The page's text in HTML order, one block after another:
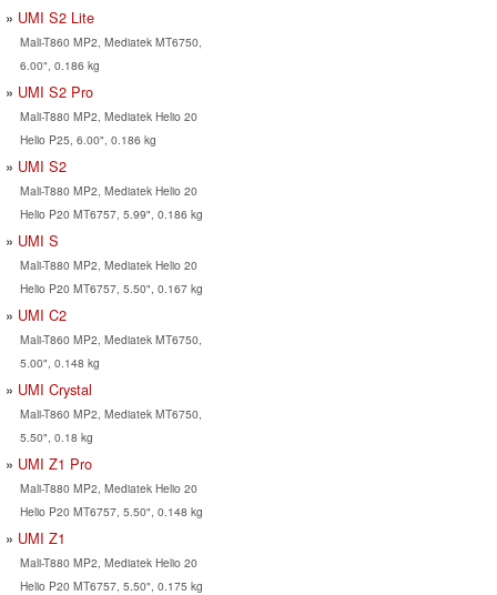
UMI S2 Lite
Mali-T860 MP2, Mediatek MT6750,
6.00", 0.186 kg
UMI S2 Pro
Mali-T880 MP2, Mediatek Helio 20
Helio P25, 6.00", 0.186 kg
UMI S2
Mali-T880 MP2, Mediatek Helio 20
Helio P20 MT6757, 5.99", 0.186 kg
UMI S
Mali-T880 MP2, Mediatek Helio 20
Helio P20 MT6757, 5.50", 0.167 kg
UMI C2
Mali-T860 MP2, Mediatek MT6750,
5.00", 0.148 kg
UMI Crystal
Mali-T860 MP2, Mediatek MT6750,
5.50", 0.18 kg
UMI Z1 Pro
Mali-T880 MP2, Mediatek Helio 20
Helio P20 MT6757, 5.50", 0.148 kg
UMI Z1
Mali-T880 MP2, Mediatek Helio 20
Helio P20 MT6757, 5.50", 0.175 kg